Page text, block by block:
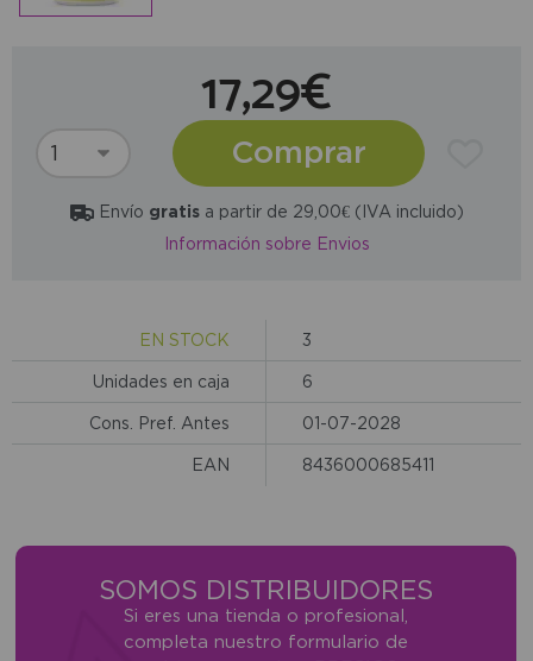
17,29€
Comprar
Envío gratisa partir de 29,00€ (IVA incluido)
Información sobre Envios
EN STOCK 3
Unidades en caja 6
Cons. Pref. Antes 01-07-2028
EAN 8436000685411
SOMOS DISTRIBUIDORES
Si eres una tienda o profesional,
completa nuestro formulario de